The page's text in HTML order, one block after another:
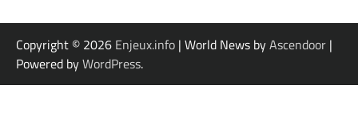
Copyright © 2026 Enjeux.info | World News byAscendoor |
Powered byWordPress.